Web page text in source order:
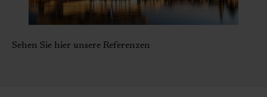
Sehen Sie hier unsere Referenzen